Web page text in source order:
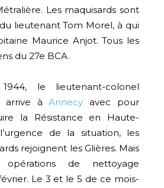
Les maquisards sont
lieutenant Tom Morel, à qui
Maurice Anjot. Tous les
du 27e BCA.
le lieutenant-colonel
arrive àAnnecy avec pour
la Résistance en Haute-
de la situation, les
rejoignent les Glières. Mais
de nettoyage
Le 3 et le 5 de ce mois-